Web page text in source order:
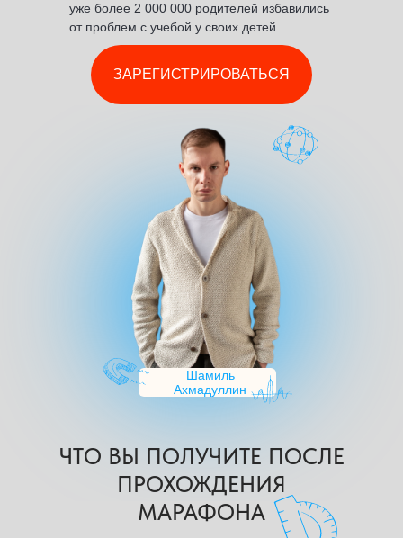
уже более 2 000 000 родителей избавились
от проблем с учебой у своих детей.
ЗАРЕГИСТРИРОВАТЬСЯ
Шамиль
Ахмадуллин
ЧТО ВЫ ПОЛУЧИТЕ ПОСЛЕ
ПРОХОЖДЕНИЯ
МАРАФОНА